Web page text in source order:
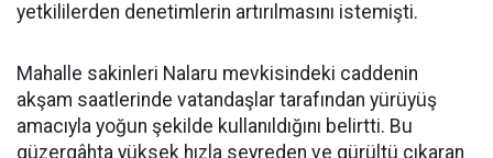
yetkililerden denetimlerin artırılmasını istemişti.
Mahalle sakinleri Nalaru mevkisindeki caddenin
akşam saatlerinde vatandaşlar tarafından yürüyüş
amacıyla yoğun şekilde kullanıldığını belirtti. Bu
güzergâhta yüksek hızla seyreden ve gürültü çıkaran